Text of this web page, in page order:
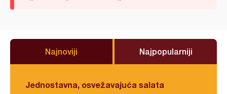
Najnoviji Najpopularniji
Jednostavna, osvežavajuća salata